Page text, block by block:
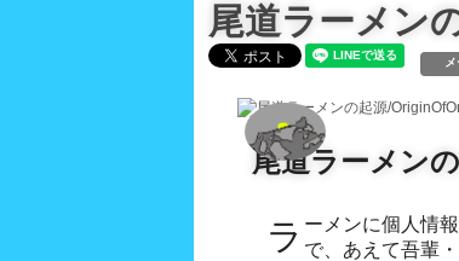
尾道ラーメン
尾道ラーメン
ラーメンに個人情報保護法が適用されるとは思えないの で、あえて吾輩